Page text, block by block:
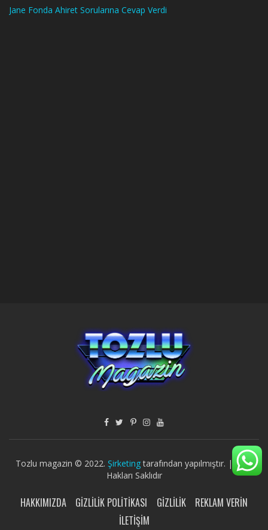
Jane Fonda Ahiret Sorularına Cevap Verdi
Tozlu magazin © 2022. Şirketingtarafından yapılmıştır. | Tüm
Hakları Saklıdır
HAKKIMIZDA GIZLILIK POLITIKASI GIZLILIK
REKLAM VERIN
İLETIŞIM